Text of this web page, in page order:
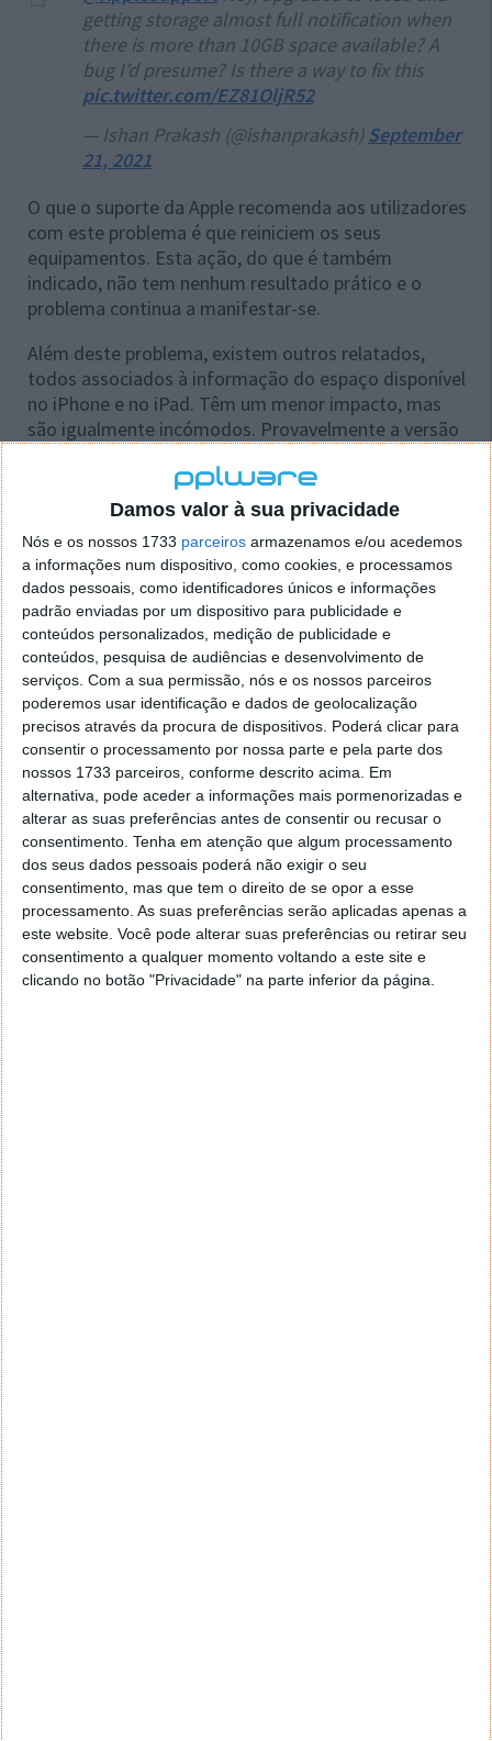
Damos valor à sua privacidade
Nós e os nossos 1733 parceiros armazenamos e/ou acedemos
a informações num dispositivo, como cookies, e processamos
dados pessoais, como identificadores únicos e informações
padrão enviadas por um dispositivo para publicidade e
conteúdos personalizados, medição de publicidade e
conteúdos, pesquisa de audiências e desenvolvimento de
serviços. Com a sua permissão, nós e os nossos parceiros
poderemos usar identificação e dados de geolocalização
precisos através da procura de dispositivos. Poderá clicar para
consentir o processamento por nossa parte e pela parte dos
nossos 1733 parceiros, conforme descrito acima. Em
alternativa, pode aceder a informações mais pormenorizadas e
alterar as suas preferências antes de consentir ou recusar o
consentimento. Tenha em atenção que algum processamento
dos seus dados pessoais poderá não exigir o seu
consentimento, mas que tem o direito de se opor a esse
processamento. As suas preferências serão aplicadas apenas a
este website. Você pode alterar suas preferências ou retirar seu
consentimento a qualquer momento voltando a este site e
clicando no botão "Privacidade" na parte inferior da página.
getting storage almost full notification when
there is more than 10GB space available? A
bug I’d presume? Is there a way to fix this
pic.twitter.com/EZ81OljR52
— Ishan Prakash (@ishanprakash) September
21, 2021
O que o suporte da Apple recomenda aos utilizadores
com este problema é que reiniciem os seus
equipamentos. Esta ação, do que é também
indicado, não tem nenhum resultado prático e o
problema continua a manifestar-se.
Além deste problema, existem outros relatados,
todos associados à informação do espaço disponível
no iPhone e no iPad. Têm um menor impacto, mas
são igualmente incómodos. Provavelmente a versão
deixando bem longeo cenárioque aconteceu
quando o iOS 14 começou a ser usado.